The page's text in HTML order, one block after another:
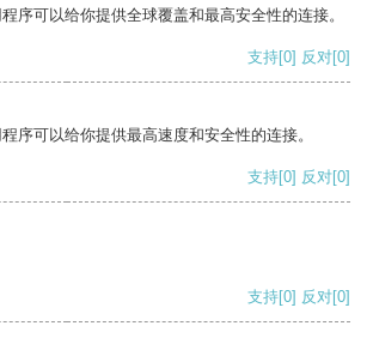
序可以给你提供全球覆盖和最高安全性的连接。
支持[0] 反对[0]
序可以给你提供最高速度和安全性的连接。
支持[0] 反对[0]
支持[0] 反对[0]